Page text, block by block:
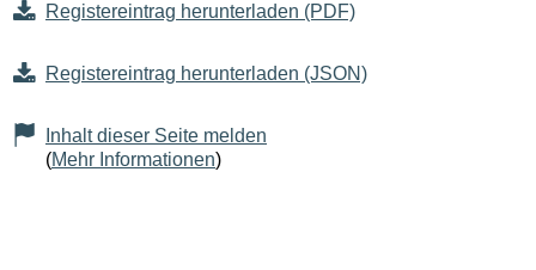
Registereintrag herunterladen (PDF)
Registereintrag herunterladen (JSON)
Inhalt dieser Seite melden
(Mehr Informationen)